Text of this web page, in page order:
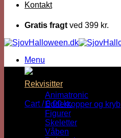
Kontakt
Gratis fragt ved 399 kr.
Menu
Dage til Halloween :
Cart /0,00kr.
Rekvisitter
Animatronic
Edderkopper og kryb
Figurer
Skeletter
Våben